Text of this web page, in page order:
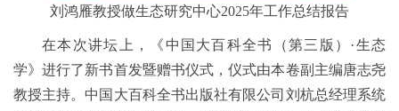
刘鸿雁教授做生态研究中心2025年工作总结报告
在本次讲坛上，《中国大百科全书（第三版）·生态
学》进行了新书首发暨赠书仪式，仪式由本卷副主编唐志尧
教授主持。中国大百科全书出版社有限公司刘杭总经理系统